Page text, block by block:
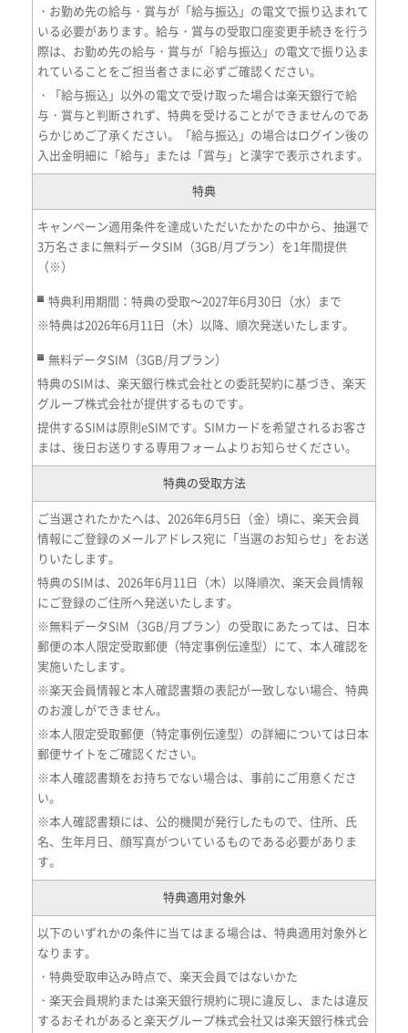
・お勤め先の給与・賞与が「給与振込」の電文で振り込まれて
いる必要があります。給与・賞与の受取口座変更手続きを行う
際は、お勤め先の給与・賞与が「給与振込」の電文で振り込ま
れていることをご担当者さまに必ずご確認ください。
・「給与振込」以外の電文で受け取った場合は楽天銀行で給
与・賞与と判断されず、特典を受けることができませんのであ
らかじめご了承ください。「給与振込」の場合はログイン後の
入出金明細に「給与」または「賞与」と漢字で表示されます。
特典
キャンペーン適用条件を達成いただいたかたの中から、抽選で
3万名さまに無料データSIM（3GB/月プラン）を1年間提供
（※）
特典利用期間：特典の受取～2027年6月30日（水）まで
※特典は2026年6月11日（木）以降、順次発送いたします。
無料データSIM（3GB/月プラン）
特典のSIMは、楽天銀行株式会社との委託契約に基づき、楽天
グループ株式会社が提供するものです。
提供するSIMは原則eSIMです。SIMカードを希望されるお客さ
まは、後日お送りする専用フォームよりお知らせください。
特典の受取方法
ご当選されたかたへは、2026年6月5日（金）頃に、楽天会員
情報にご登録のメールアドレス宛に「当選のお知らせ」をお送
りいたします。
特典のSIMは、2026年6月11日（木）以降順次、楽天会員情報
にご登録のご住所へ発送いたします。
※無料データSIM（3GB/月プラン）の受取にあたっては、日本
郵便の本人限定受取郵便（特定事例伝達型）にて、本人確認を
実施いたします。
※楽天会員情報と本人確認書類の表記が一致しない場合、特典
のお渡しができません。
※本人限定受取郵便（特定事例伝達型）の詳細については日本
郵便サイトをご確認ください。
※本人確認書類をお持ちでない場合は、事前にご用意くださ
い。
※本人確認書類には、公的機関が発行したもので、住所、氏
名、生年月日、顔写真がついているものである必要がありま
す。
特典適用対象外
以下のいずれかの条件に当てはまる場合は、特典適用対象外と
なります。
・特典受取申込み時点で、楽天会員ではないかた
・楽天会員規約または楽天銀行規約に現に違反し、または違反
するおそれがあると楽天グループ株式会社又は楽天銀行株式会